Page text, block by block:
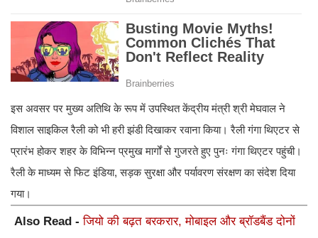
इस अवसर पर मुख्य अतिथि के रूप में उपस्थित केंद्रीय मंत्री श्री मेघवाल ने
विशाल साइकिल रैली को भी हरी झंडी दिखाकर रवाना किया। रैली गंगा थिएटर से
प्रारंभ होकर शहर के विभिन्न प्रमुख मार्गों से गुजरते हुए पुनः गंगा थिएटर पहुंची।
रैली के माध्यम से फिट इंडिया, सड़क सुरक्षा और पर्यावरण संरक्षण का संदेश दिया
गया।
Also Read -जियो की बढ़त बरकरार, मोबाइल और ब्रॉडबैंड दोनों